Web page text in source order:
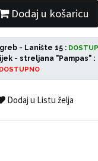
Dodaj u košaricu
- Lanište 15 :
- streljana "Pampas" :
Dodaj u Listu želja